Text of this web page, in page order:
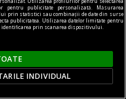
de textul curent al
atenția asupra
pentru publicitate personalizată. Măsurarea
prin statistici sau combinații de date din surse
publicitatea. Utilizarea datelor limitate pentru
identificarea prin scanarea dispozitivului.
INDIVIDUAL